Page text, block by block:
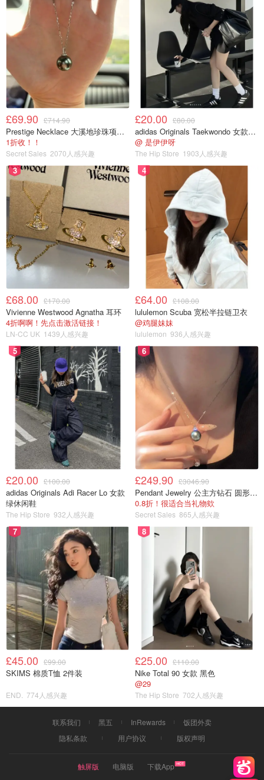
£69.90 £714.90
Prestige Necklace 大溪地珍珠项链 10-11mm
1折收！！
Secret Sales 2070人感兴趣
£20.00 £80.00
adidas Originals Taekwondo 女款黑色运动鞋
@ 是伊伊呀
The Hip Store 1903人感兴趣
3
£68.00 £170.00
Vivienne Westwood Agnatha 耳环
4折啊啊！先点击激活链接！
LN-CC UK 1439人感兴趣
4
£64.00 £108.00
lululemon Scuba 宽松半拉链卫衣
@鸡腿妹妹
lululemon 936人感兴趣
5
£20.00 £100.00
adidas Originals Adi Racer Lo 女款
绿休闲鞋
The Hip Store 932人感兴趣
6
£249.90 £3046.90
Pendant Jewelry 公主方钻石 圆形大溪地珍珠吊坠 11-12mm
0.8折！很适合当礼物欸
Secret Sales 865人感兴趣
7
£45.00 £99.00
SKIMS 棉质T恤 2件装
END. 774人感兴趣
8
£25.00 £110.00
Nike Total 90 女款 黑色
@29
The Hip Store 702人感兴趣
联系我们 黑五 InRewards
饭团外卖
隐私条款
用户协议 版权声明
触屏版 电脑版
下载App